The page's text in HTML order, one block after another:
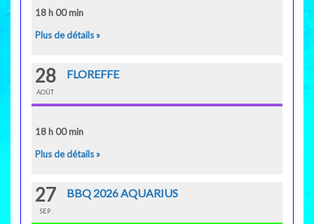
18 h 00 min
Plus de détails »
28
AOÛT
FLOREFFE
18 h 00 min
Plus de détails »
27
SEP
BBQ 2026 AQUARIUS